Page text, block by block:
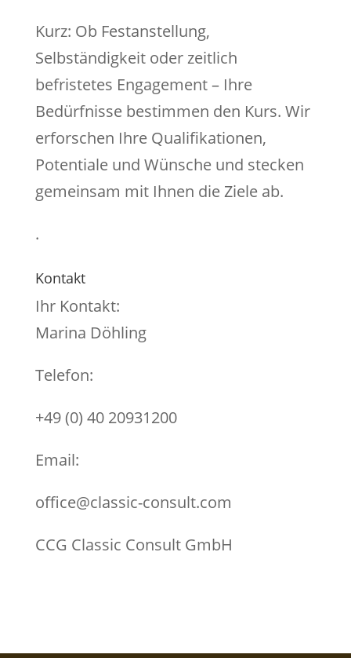
Kurz: Ob Festanstellung,
Selbständigkeit oder zeitlich
befristetes Engagement – Ihre
Bedürfnisse bestimmen den Kurs. Wir
erforschen Ihre Qualifikationen,
Potentiale und Wünsche und stecken
gemeinsam mit Ihnen die Ziele ab.
.
Kontakt
Ihr Kontakt:
Marina Döhling
Telefon:
+49 (0) 40 20931200‬
Email:
office@classic-consult.com
CCG Classic Consult GmbH